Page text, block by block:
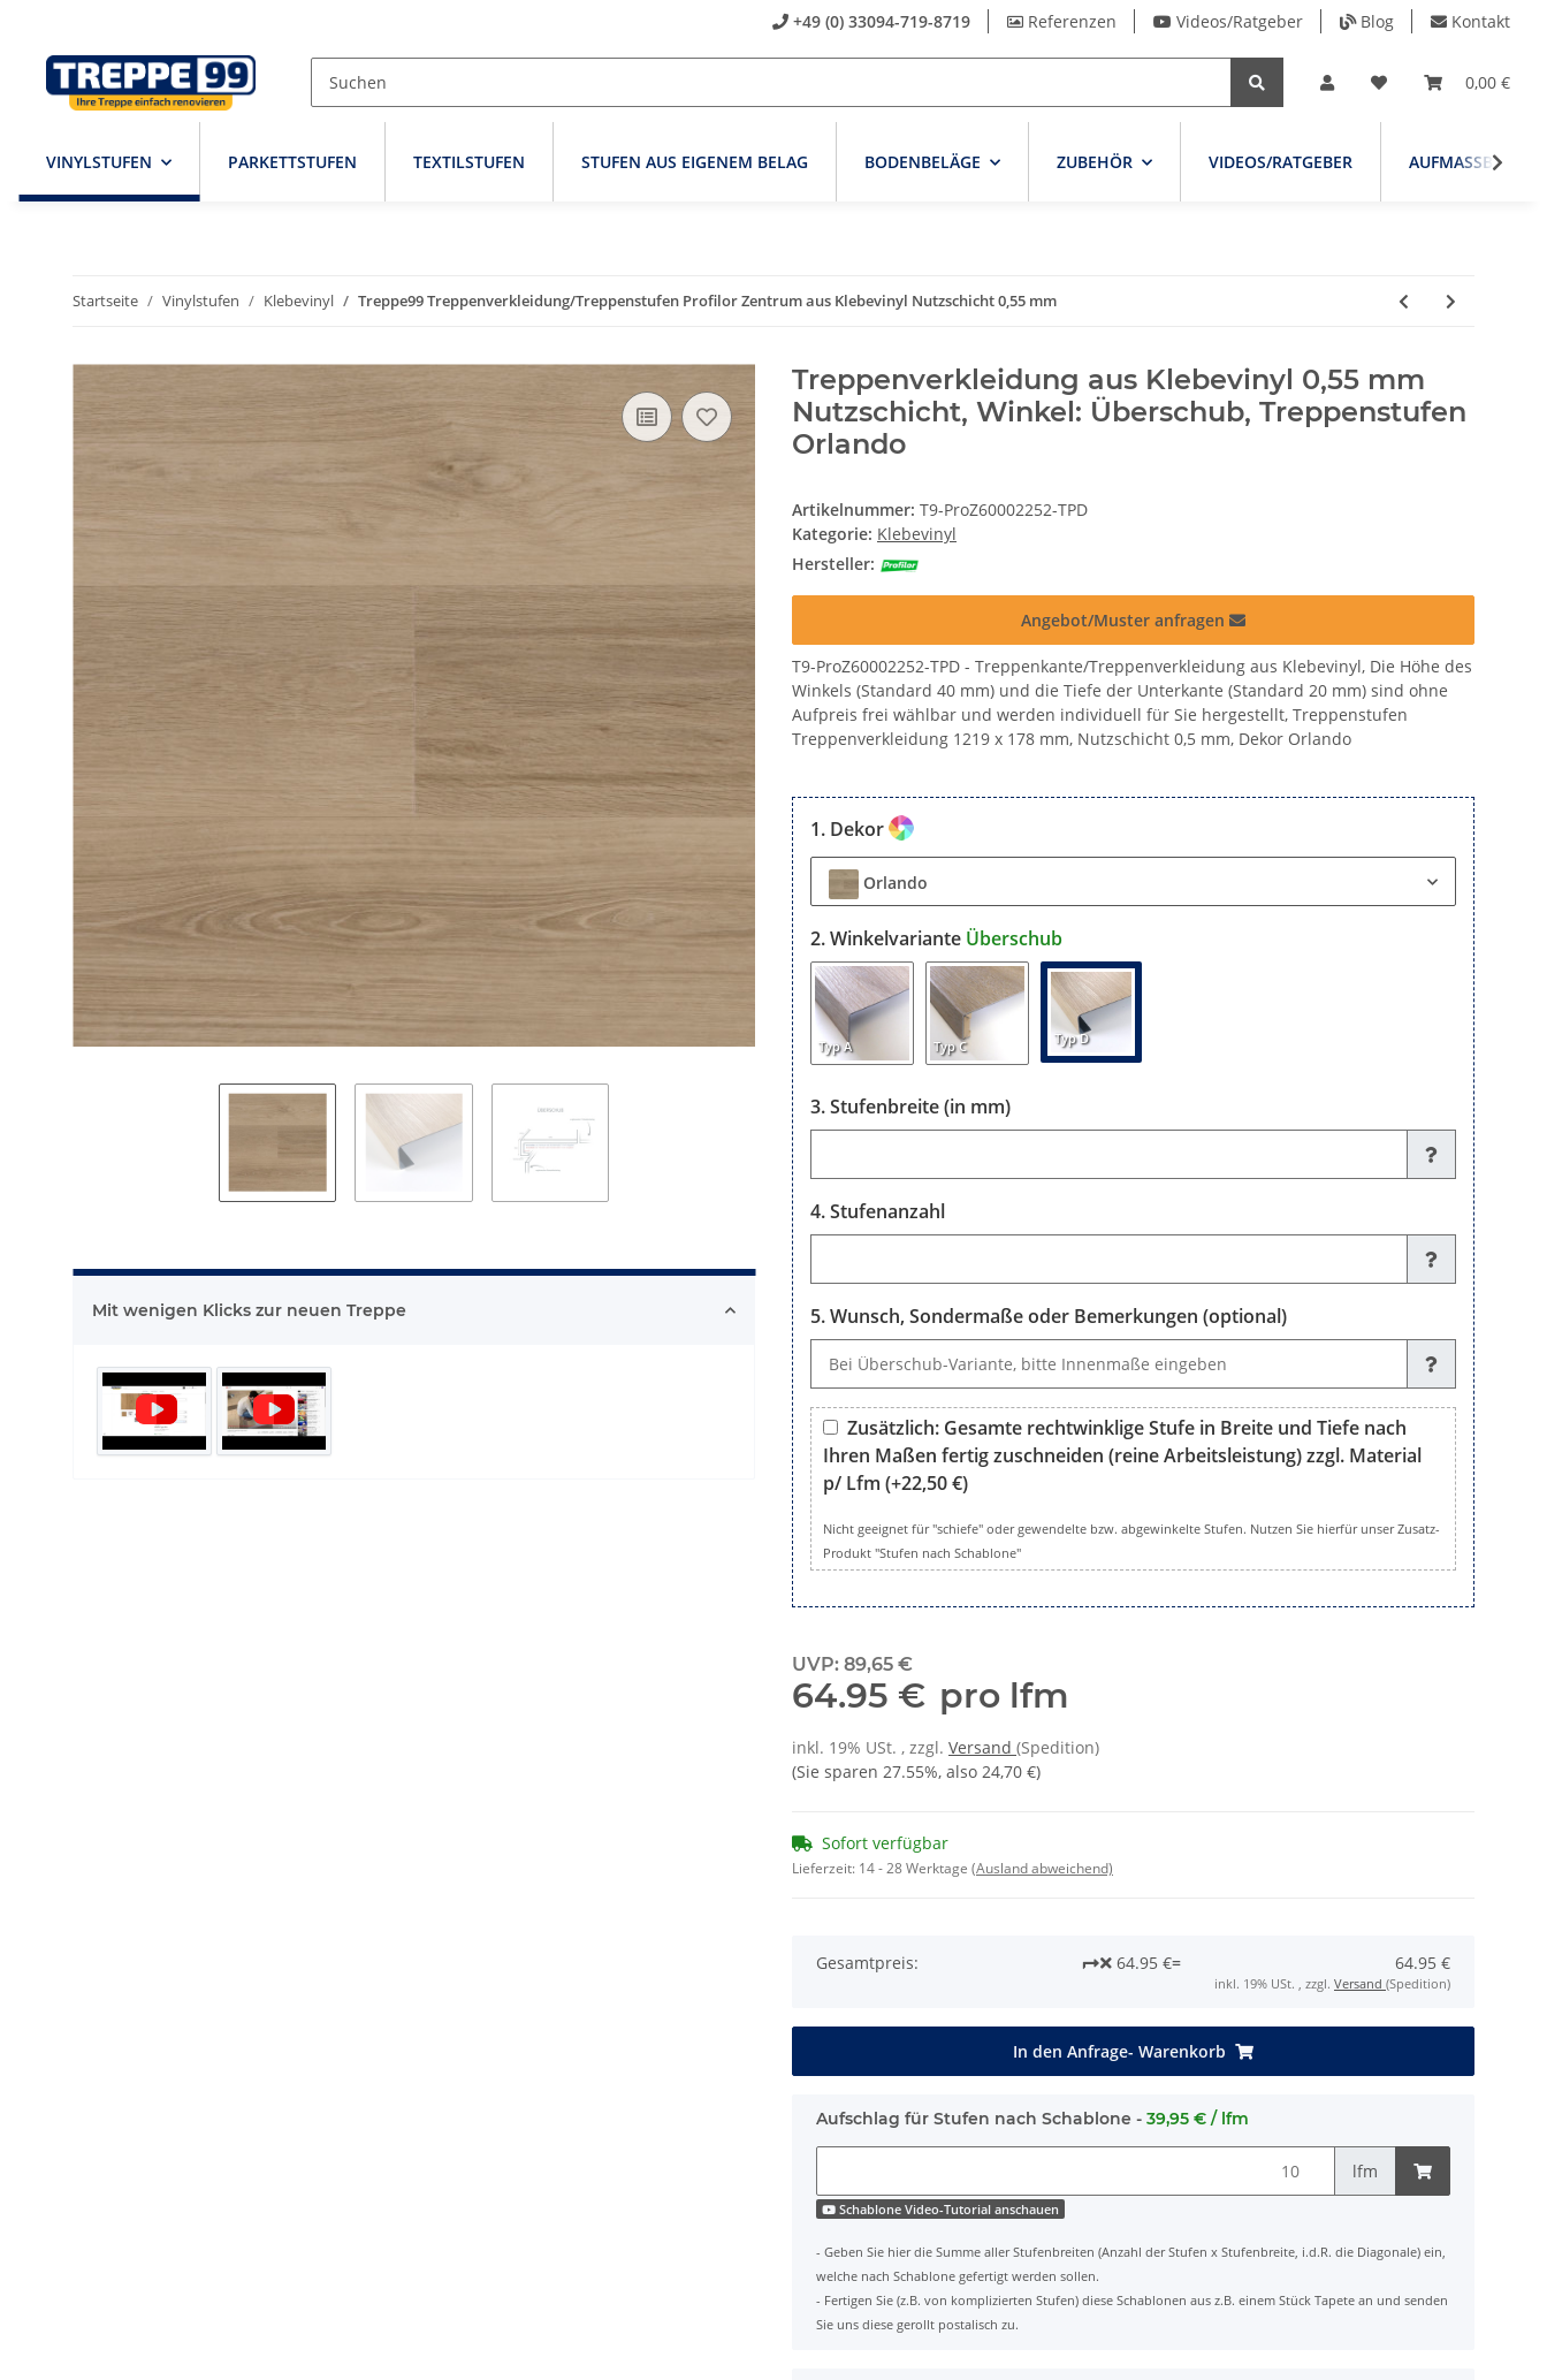
+49 (0) 33094-719-8719 Referenzen Videos/Ratgeber Blog Kontakt
0,00 €
VINYLSTUFEN PARKETTSTUFEN TEXTILSTUFEN STUFEN AUS EIGENEM BELAG BODENBELÄGE ZUBEHÖR VIDEOS/RATGEBER AUFMASSBLATT
Startseite Vinylstufen Klebevinyl Treppe99 Treppenverkleidung/Treppenstufen Profilor Zentrum aus Klebevinyl Nutzschicht 0,55 mm
Mit wenigen Klicks zur neuen Treppe
Treppenverkleidung aus Klebevinyl 0,55 mm
Nutzschicht, Winkel: Überschub, Treppenstufen
Orlando
Artikelnummer: T9-ProZ60002252-TPD
Kategorie: Klebevinyl
Hersteller:
Angebot/Muster anfragen
T9-ProZ60002252-TPD - Treppenkante/Treppenverkleidung aus Klebevinyl, Die Höhe des
Winkels (Standard 40 mm) und die Tiefe der Unterkante (Standard 20 mm) sind ohne
Aufpreis frei wählbar und werden individuell für Sie hergestellt, Treppenstufen
Treppenverkleidung 1219 x 178 mm, Nutzschicht 0,5 mm, Dekor Orlando
Dekor
Orlando
Winkelvariante Überschub
Typ A Typ C Typ D
Stufenbreite (in mm)
Stufenanzahl
Wunsch, Sondermaße oder Bemerkungen (optional)
Zusätzlich: Gesamte rechtwinklige Stufe in Breite und Tiefe nach
Ihren Maßen fertig zuschneiden (reine Arbeitsleistung) zzgl. Material
p/ Lfm (+22,50 €)
Zusätzlich: Gesamte rechtwinklige Stufe in Breite und Tiefe nach Ihren Maßen fertig
Nicht geeignet für "schiefe" oder gewendelte bzw. abgewinkelte Stufen. Nutzen Sie hierfür unser Zusatz-
Produkt "Stufen nach Schablone"
UVP: 89,65 €
64.95 € pro lfm
inkl. 19% USt. , zzgl. Versand (Spedition)
(Sie sparen 27.55%, also 24,70 €)
Sofort verfügbar
Lieferzeit: 14 - 28 Werktage (Ausland abweichend)
Gesamtpreis: 64.95 €= 64.95 €
inkl. 19% USt. , zzgl. Versand (Spedition)
In den Anfrage- Warenkorb
Aufschlag für Stufen nach Schablone - 39,95 € / lfm
lfm
Schablone Video-Tutorial anschauen
- Geben Sie hier die Summe aller Stufenbreiten (Anzahl der Stufen x Stufenbreite, i.d.R. die Diagonale) ein,
welche nach Schablone gefertigt werden sollen.
- Fertigen Sie (z.B. von komplizierten Stufen) diese Schablonen aus z.B. einem Stück Tapete an und senden
Sie uns diese gerollt postalisch zu.